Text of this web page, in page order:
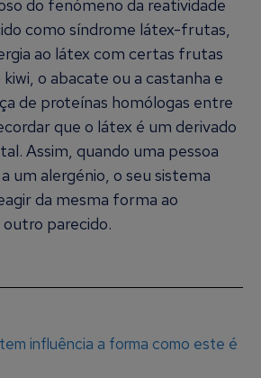
do fenómeno da reatividade
como síndrome látex-frutas,
ao látex com certas frutas
o abacate ou a castanha e
de proteínas homólogas entre
que o látex é um derivado
Assim, quando uma pessoa
um alergénio, o seu sistema
da mesma forma ao
parecido.
influência a forma como este é